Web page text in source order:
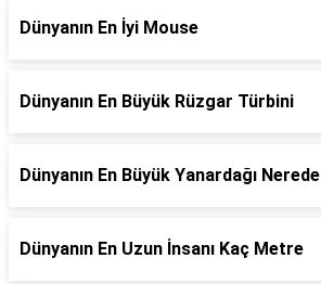
Dünyanın En İyi Mouse
Dünyanın En Büyük Rüzgar Türbini
Dünyanın En Büyük Yanardağı Nerede
Dünyanın En Uzun İnsanı Kaç Metre